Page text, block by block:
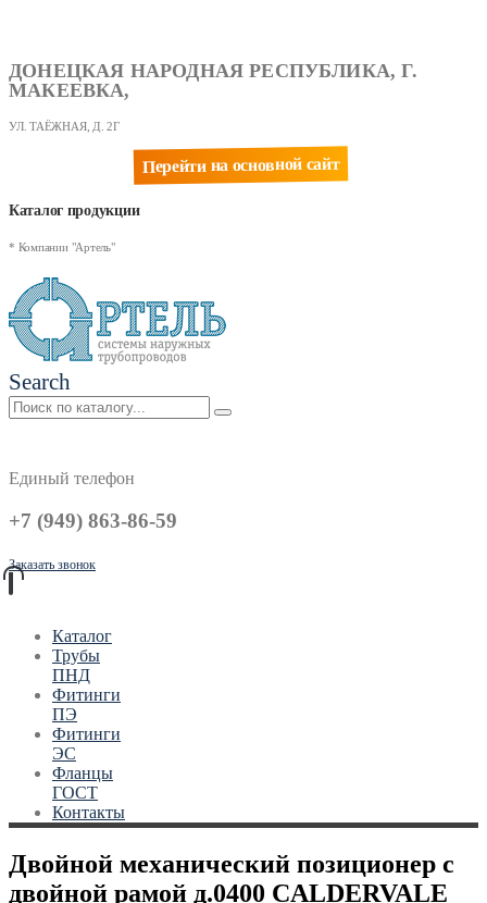
ДОНЕЦКАЯ НАРОДНАЯ РЕСПУБЛИКА, Г.
МАКЕЕВКА,
УЛ. ТАЁЖНАЯ, Д. 2Г
Перейти на основной сайт
Каталог продукции
* Компании "Артель"
Search
Единый телефон
+7 (949) 863-86-59
Заказать звонок
Каталог
Трубы
ПНД
Фитинги
ПЭ
Фитинги
ЭС
Фланцы
ГОСТ
Контакты
Двойной механический позиционер с
двойной рамой д.0400 CALDERVALE